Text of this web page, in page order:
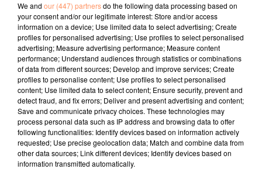
STAR MIX BY DJ
ROZOWSKI
Sur Radio Star
NAIKA
One Track Mind
THE AVENER
Fade Out Lines
l'horoscope
We and our (447) partnersdo the following data processing based on
your consent and/or our legitimate interest: Store and/or access
information on a device; Use limited data to select advertising; Create
profiles for personalised advertising; Use profiles to select personalised
advertising; Measure advertising performance; Measure content
performance; Understand audiences through statistics or combinations
of data from different sources; Develop and improve services; Create
profiles to personalise content; Use profiles to select personalised
content; Use limited data to select content; Ensure security, prevent and
detect fraud, and fix errors; Deliver and present advertising and content;
Save and communicate privacy choices. These technologies may
process personal data such as IP address and browsing data to offer
following functionalities: Identify devices based on information actively
requested; Use precise geolocation data; Match and combine data from
other data sources; Link different devices; Identify devices based on
information transmitted automatically.